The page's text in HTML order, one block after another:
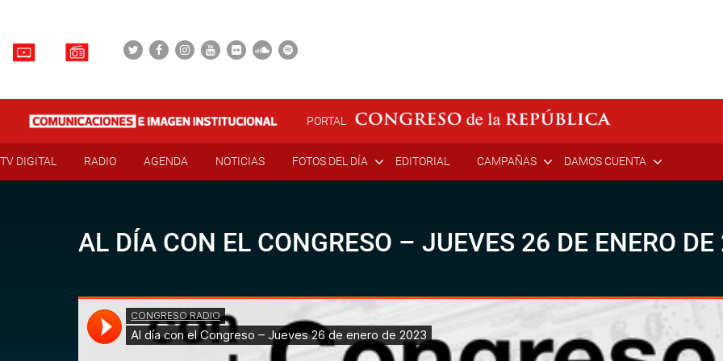
PORTAL
TV DIGITAL RADIO AGENDA NOTICIAS FOTOS DEL DÍA EDITORIAL CAMPAÑAS DAMOS CUENTA
AL DÍA CON EL CONGRESO – JUEVES 26 DE ENERO